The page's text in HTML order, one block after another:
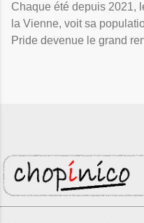
Chaque été depuis 2021,
la Vienne, voit sa
Pride devenue le grand